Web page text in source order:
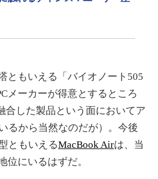
ともいえる「バイオノート505
メーカーが得意とするところ
合した製品という面においてア
るから当然なのだが）。今後
ともいえるMacBook Airは、当
位にいるはずだ。